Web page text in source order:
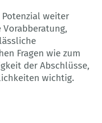
weiter
Fragen wie zum
der Abschlüsse,
wichtig.